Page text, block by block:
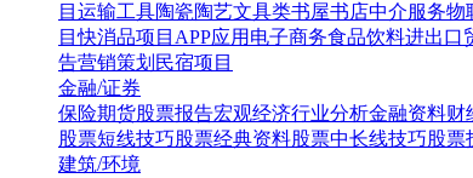
目 运输工具陶瓷陶艺文具类书屋书店中介服务物
目快消品项目 APP应用 电子商务食品饮料进出口
告营销策划 民宿项目
金融/证券
保险期货股票报告宏观经济行业分析金融资料财
股票短线技巧股票经典资料股票中长线技巧股票
建筑/环境